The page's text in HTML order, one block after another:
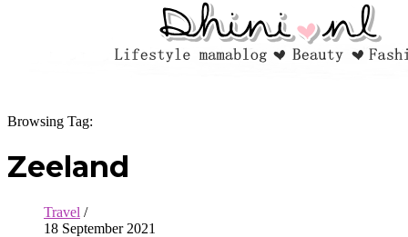
Browsing Tag:
Zeeland
Travel /
18 September 2021